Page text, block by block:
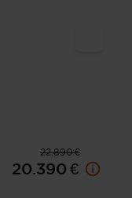
22.890 €
20.390 €